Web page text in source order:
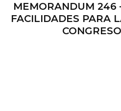
MEMORANDUM 246
FACILIDADES PARA